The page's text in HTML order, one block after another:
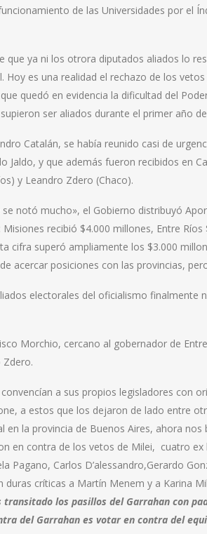
de las Universidades por el
que ya ni los otrora diputados aliados lo
Hoy es una realidad el rechazo de los
quedó en evidencia la dificultad del
ser aliados durante el primer año
Catalán, se había reunido casi de
Jaldo, y que además fueron recibidos en
y Leandro Zdero (Chaco).
notó mucho», el Gobierno distribuyó
recibió $4.000 millones, Entre Ríos
cifra superó ampliamente los $3.000
acercar posiciones con las provincias,
electorales del oficialismo finalmente
Morchio, cercano al gobernador de
Zdero.
a sus propios legisladores con
a estos que los dejaron de lado entre
la provincia de Buenos Aires, ahora nos
en contra de los vetos de Milei, cuatro
Pagano, Carlos D’alessandro,Gerardo
críticas a Martín Menem y a Karina
transitado los pasillos del Garrahan con
del Garrahan es votar en contra del